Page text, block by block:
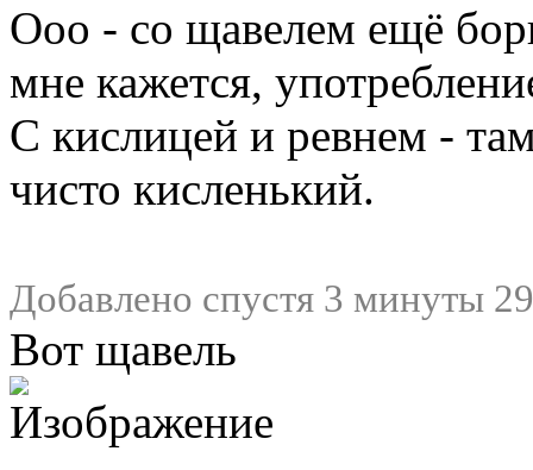
Ооо - со щавелем ещё
мне кажется,
С кислицей и ревнем -
чисто кисленький.
Добавлено спустя 3 минуты
Вот щавель